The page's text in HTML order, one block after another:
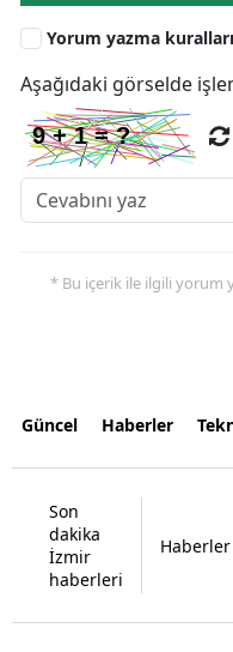
Yorum yazma
Aşağıdaki görselde
* Bu içerik ile ilgili yorum
Güncel Haberler
Son
dakika
İzmir
haberleri
Haberler